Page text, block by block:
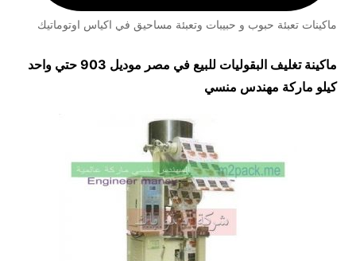
ماكينات تعبئة حبوب و حبيبات وتعبئة مساحيق في اكياس اوتوماتيك
ماكينة تغليف البقوليات للبيع في مصر موديل 903 حتي واحد
كيلو ماركة مهندس منسي